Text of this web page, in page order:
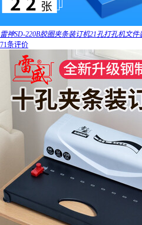
雷神SD-220B胶圈夹条装订机21孔打孔机文
71条评价